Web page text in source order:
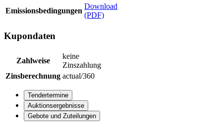
Emissionsbedingungen
Download
(PDF)
Kupondaten
Zahlweise
keine
Zinszahlung
Zinsberechnung actual/360
Tendertermine
Auktionsergebnisse
Gebote und Zuteilungen